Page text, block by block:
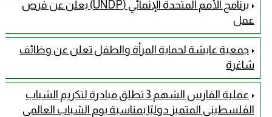
برنامج الأمم المتحدة الإنمائي (UNDP) يعلن عن فرص
عمل
جمعية عايشة لحماية المرأة والطفل تعلن عن وظائف
شاغرة
عملية الفارس الشهم 3 تطلق مبادرة لتكريم الشباب
الفلسطيني المتميز دوليًا بمناسبة يوم الشباب العالمي